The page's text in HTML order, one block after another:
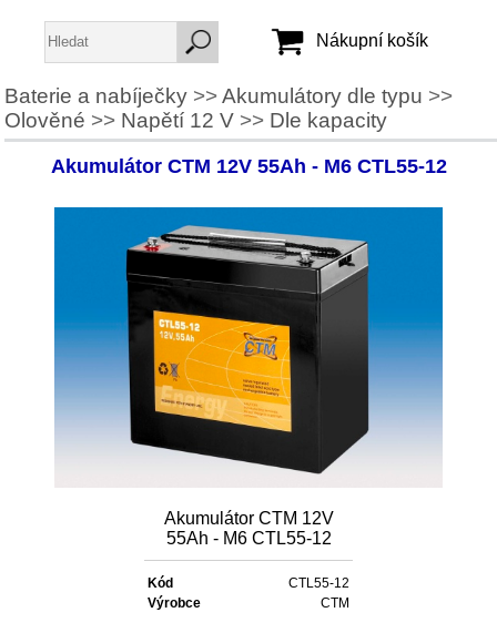
Jméno:
Heslo:
Vytvořit účet
Zapomenuté heslo
Nákupní košík
Baterie a nabíječky>>Akumulátory dle typu >>
Olověné >> Napětí 12 V>> Dle kapacity
Akumulátor CTM 12V 55Ah - M6 CTL55-12
Akumulátor CTM 12V
55Ah - M6 CTL55-12
Kód
CTL55-12
Výrobce
CTM